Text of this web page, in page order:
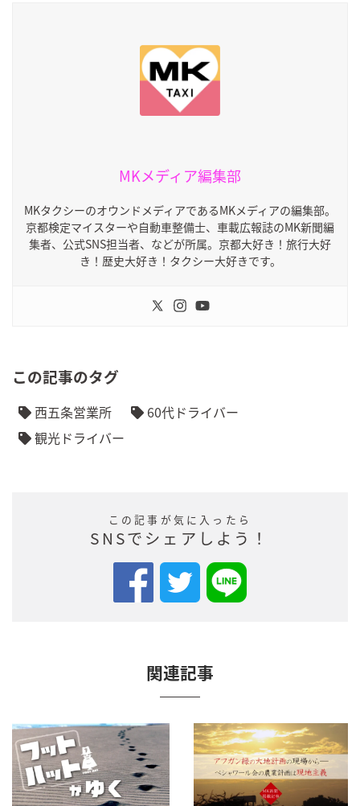
MKメディア編集部
MKタクシーのオウンドメディアであるMKメディアの編集部。
京都検定マイスターや自動車整備士、車載広報誌のMK新聞編
集者、公式SNS担当者、などが所属。京都大好き！旅行大好
き！歴史大好き！タクシー大好きです。
この記事のタグ
西五条営業所
60代ドライバー
観光ドライバー
この記事が気に入ったら
SNSでシェアしよう！
関連記事